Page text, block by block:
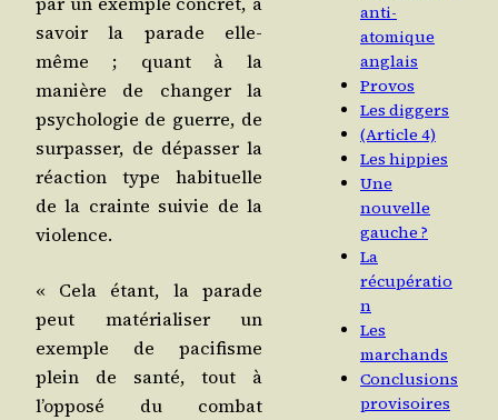
savoir la parade elle-
même ; quant à la
manière de chan­ger la
psy­cho­lo­gie de guerre, de
sur­pas­ser, de dépas­ser la
réac­tion type habi­tuelle
de la crainte sui­vie de la
violence.
« Cela étant, la parade
peut maté­ria­li­ser un
exemple de paci­fisme
plein de san­té, tout à
l’opposé du com­bat
anti-
atomique
anglais
Provos
Les diggers
(Article 4)
Les hippies
Une
nouvelle
gauche ?
La
récupératio
n
Les
marchands
Conclusions
provisoires